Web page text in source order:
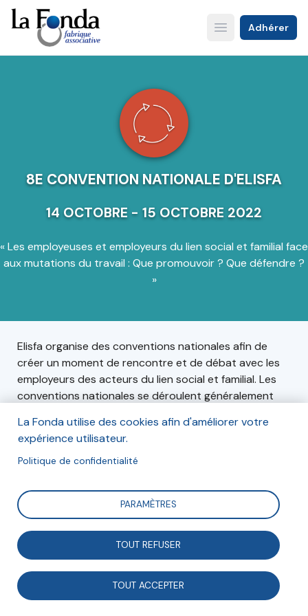
Aller
au
contenu
principal
Open main menu
Adhérer
8E CONVENTION NATIONALE D'ELISFA
14 OCTOBRE - 15 OCTOBRE 2022
« Les employeuses et employeurs du lien social et familial face
aux mutations du travail : Que promouvoir ? Que défendre ?
»
Elisfa organise des conventions nationales afin de
créer un moment de rencontre et de débat avec les
employeurs des acteurs du lien social et familial. Les
conventions nationales se déroulent généralement
général en lien avec les problématiques rencontrées
par le secteur. Elisfa souhaite offrir aux employeurs de
la branche y participant une meilleure appréhension
Cette année la "Convention nationale" a lieu dans la
région Pays-de-la-Loire.
Informations
Du vendredi 14 au samedi 15 octobre 2022,
La Fonda utilise des cookies afin d'améliorer votre
expérience utilisateur.
Politique de confidentialité
PARAMÈTRES
TOUT REFUSER
TOUT ACCEPTER